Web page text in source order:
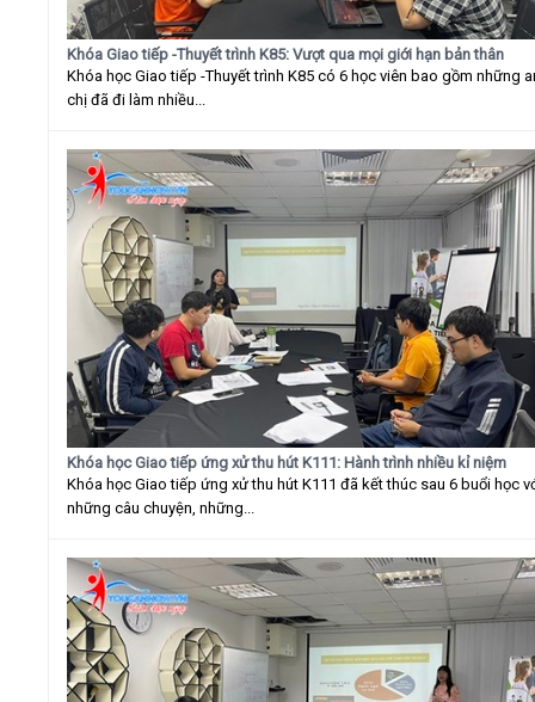
Khóa Giao tiếp -Thuyết trình K85: Vượt qua mọi giới hạn bản thân
Khóa học Giao tiếp -Thuyết trình K85 có 6 học viên bao gồm những
chị đã đi làm nhiều...
Khóa học Giao tiếp ứng xử thu hút K111: Hành trình nhiều kỉ niệm
Khóa học Giao tiếp ứng xử thu hút K111 đã kết thúc sau 6 buổi học
những câu chuyện, những...